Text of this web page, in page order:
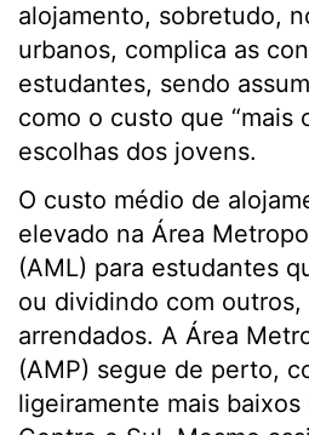
alojamento, sobretudo,
urbanos, complica as
estudantes, sendo
como o custo que “mais
escolhas dos jovens.
O custo médio de
elevado na Área
(AML) para estudantes
ou dividindo com
arrendados. A Área
(AMP) segue de perto,
ligeiramente mais